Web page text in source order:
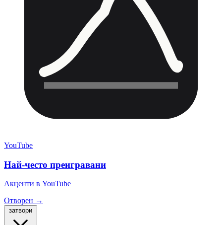
YouTube
Най-често преигравани
Акценти в YouTube
Отворен →
затвори